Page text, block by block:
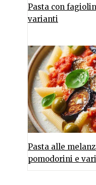
Pasta con
varianti
Pasta alle
pomodorini e